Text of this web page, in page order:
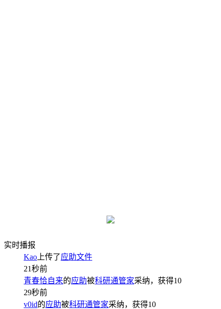
实时播报
Kao 上传了应助文件
21秒前
青春恰自来的应助被科研通管家采纳，获得10
29秒前
v0id的应助被科研通管家采纳，获得10